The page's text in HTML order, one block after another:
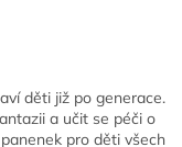
děti již po generace.
a učit se péči o
pro děti všech